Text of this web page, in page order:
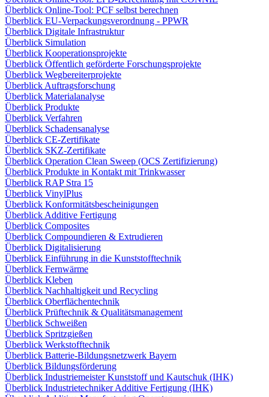
Überblick Online-Tool: PCF selbst berechnen
Überblick EU-Verpackungsverordnung - PPWR
Überblick Digitale Infrastruktur
Überblick Simulation
Überblick Kooperationsprojekte
Überblick Öffentlich geförderte Forschungsprojekte
Überblick Wegbereiterprojekte
Überblick Auftragsforschung
Überblick Materialanalyse
Überblick Produkte
Überblick Verfahren
Überblick Schadensanalyse
Überblick CE-Zertifikate
Überblick SKZ-Zertifikate
Überblick Operation Clean Sweep (OCS Zertifizierung)
Überblick Produkte in Kontakt mit Trinkwasser
Überblick RAP Stra 15
Überblick VinylPlus
Überblick Konformitätsbescheinigungen
Überblick Additive Fertigung
Überblick Composites
Überblick Compoundieren & Extrudieren
Überblick Digitalisierung
Überblick Einführung in die Kunststofftechnik
Überblick Fernwärme
Überblick Kleben
Überblick Nachhaltigkeit und Recycling
Überblick Oberflächentechnik
Überblick Prüftechnik & Qualitätsmanagement
Überblick Schweißen
Überblick Spritzgießen
Überblick Werkstofftechnik
Überblick Batterie-Bildungsnetzwerk Bayern
Überblick Bildungsförderung
Überblick Industriemeister Kunststoff und Kautschuk (IHK)
Überblick Industrietechniker Additive Fertigung (IHK)